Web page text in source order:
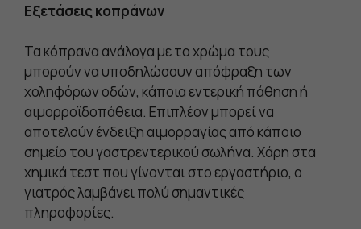
Εξετάσεις κοπράνων
Τα κόπρανα ανάλογα με το χρώμα τους
μπορούν να υποδηλώσουν απόφραξη των
χοληφόρων οδών, κάποια εντερική πάθηση ή
αιμορροϊδοπάθεια. Επιπλέον μπορεί να
αποτελούν ένδειξη αιμορραγίας από κάποιο
σημείο του γαστρεντερικού σωλήνα. Χάρη στα
χημικά τεστ που γίνονται στο εργαστήριο, ο
γιατρός λαμβάνει πολύ σημαντικές
πληροφορίες.